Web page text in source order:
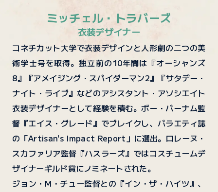
ミッチェル・トラバーズ
衣装デザイナー
コネチカット大学で衣装デザインと人形劇の二つの美
術学士号を取得。独立前の10年間は『オーシャンズ
8』『アメイジング・スパイダーマン2』『サタデー・
ナイト・ライブ』などのアシスタント・アソシエイト
衣装デザイナーとして経験を積む。ボー・バーナム監
督『エイス・グレード』でブレイクし、バラエティ誌
の「Artisan's Impact Report」に選出。ロレーヌ・
スカファリア監督『ハスラーズ』ではコスチュームデ
ザイナーギルド賞にノミネートされた。
ジョン・M・チュー監督との『イン・ザ・ハイツ』、